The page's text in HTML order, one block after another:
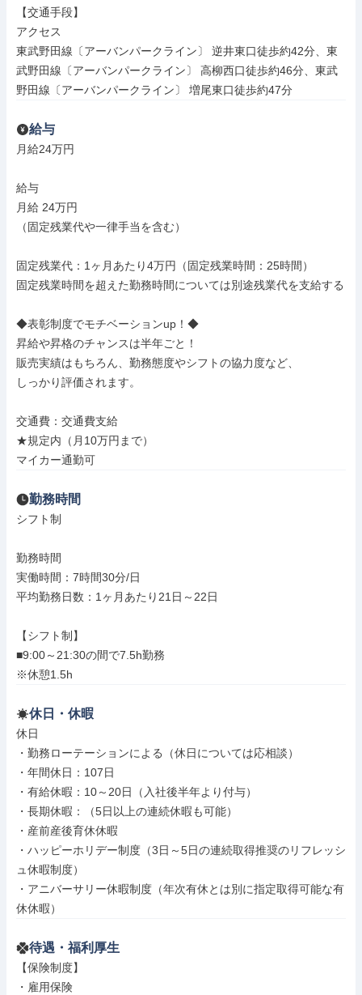
【交通手段】
アクセス
東武野田線〔アーバンパークライン〕 逆井東口徒歩約42分、東
武野田線〔アーバンパークライン〕 高柳西口徒歩約46分、東武
野田線〔アーバンパークライン〕 増尾東口徒歩約47分
給与
月給24万円
給与
月給 24万円
（固定残業代や一律手当を含む）
固定残業代：1ヶ月あたり4万円（固定残業時間：25時間）
固定残業時間を超えた勤務時間については別途残業代を支給する
◆表彰制度でモチベーションup！◆
昇給や昇格のチャンスは半年ごと！
販売実績はもちろん、勤務態度やシフトの協力度など、
しっかり評価されます。
交通費：交通費支給
★規定内（月10万円まで）
マイカー通勤可
勤務時間
シフト制
勤務時間
実働時間：7時間30分/日
平均勤務日数：1ヶ月あたり21日～22日
【シフト制】
■9:00～21:30の間で7.5h勤務
※休憩1.5h
休日・休暇
休日
・勤務ローテーションによる（休日については応相談）
・年間休日：107日
・有給休暇：10～20日（入社後半年より付与）
・長期休暇：（5日以上の連続休暇も可能）
・産前産後育休休暇
・ハッピーホリデー制度（3日～5日の連続取得推奨のリフレッシ
ュ休暇制度）
・アニバーサリー休暇制度（年次有休とは別に指定取得可能な有
休休暇）
待遇・福利厚生
【保険制度】
・雇用保険